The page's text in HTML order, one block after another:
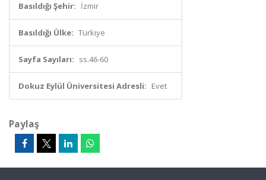
Basıldığı Şehir: İzmir
Basıldığı Ülke: Türkiye
Sayfa Sayıları: ss.46-60
Dokuz Eylül Üniversitesi Adresli: Evet
Paylaş